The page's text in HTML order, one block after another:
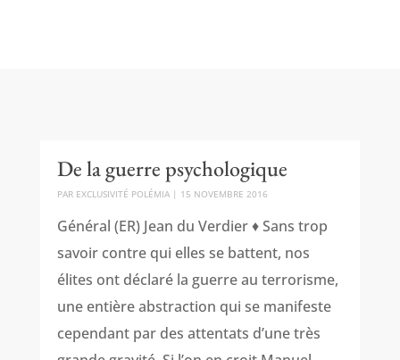
De la guerre psychologique
PAR EXCLUSIVITÉ POLÉMIA| 15 NOVEMBRE 2016
Général (ER) Jean du Verdier ♦ Sans trop
savoir contre qui elles se battent, nos
élites ont déclaré la guerre au terrorisme,
une entière abstraction qui se manifeste
cependant par des attentats d’une très